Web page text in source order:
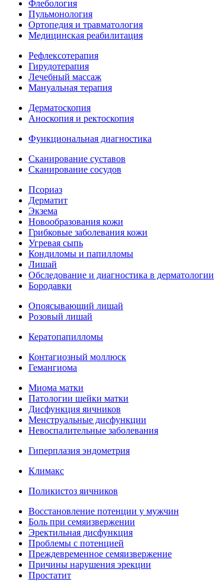
Флебология
Пульмонология
Ортопедия и травматология
Медицинская реабилитация
Рефлексотерапия
Гирудотерапия
Лечебный массаж
Мануальная терапия
Дерматоскопия
Аноскопия и ректоскопия
Функциональная диагностика
Сканирование суставов
Сканирование сосудов
Псориаз
Дерматит
Экзема
Новообразования кожи
Грибковые заболевания кожи
Угревая сыпь
Кондиломы и папилломы
Лишай
Обследование и диагностика в дерматологии
Бородавки
Опоясывающий лишай
Розовый лишай
Кератопапилломы
Контагиозный моллюск
Гемангиома
Миома матки
Патологии шейки матки
Дисфункция яичников
Менструальные дисфункции
Невоспалительные заболевания
Гиперплазия эндометрия
Климакс
Поликистоз яичников
Восстановление потенции у мужчин
Боль при семяизвержении
Эректильная дисфункция
Проблемы с потенцией
Преждевременное семяизвержение
Причины нарушения эрекции
Простатит